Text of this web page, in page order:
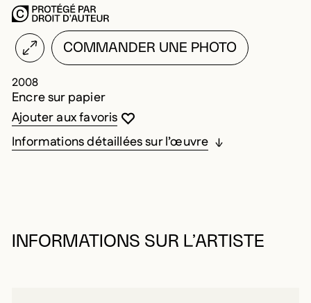
COMMANDER UNE PHOTO
2008
Encre sur papier
Vous devez être connecté pour ajouter
Fermer la modale
Ouvrir la modale
Ajouter aux favoris
Informations détaillées sur l’œuvre
INFORMATIONS SUR L’ARTISTE